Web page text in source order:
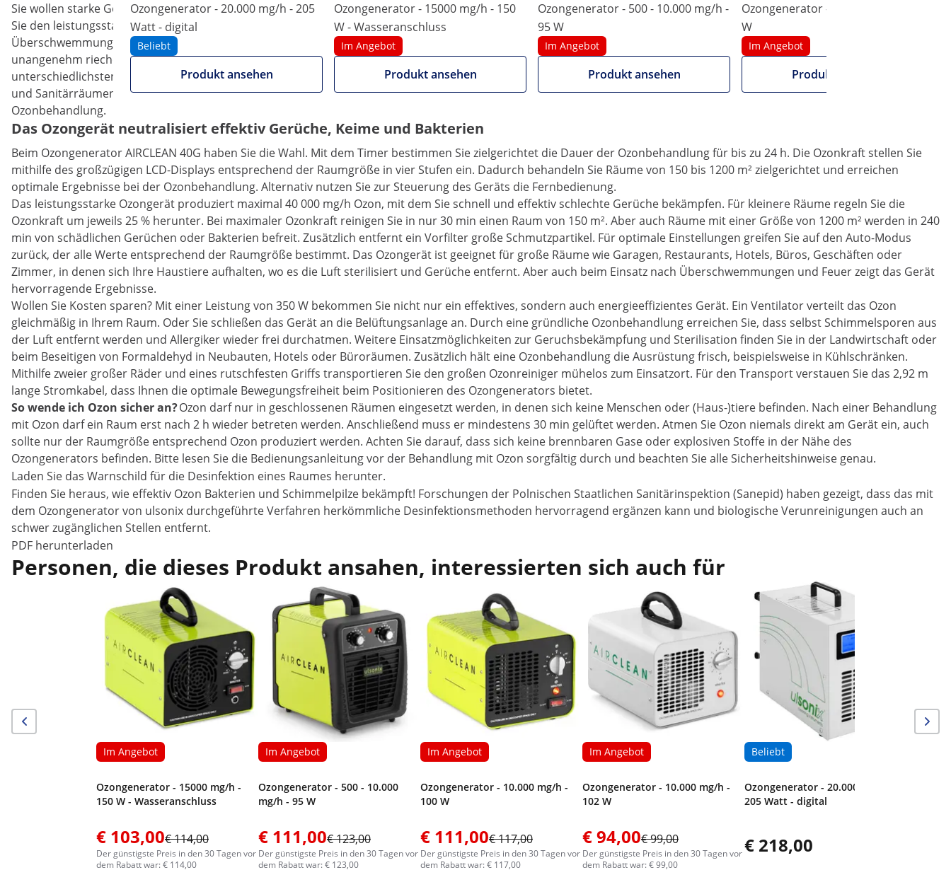
Ozongenerator - 20.000 mg/h - 205
Watt - digital
Beliebt
Produkt ansehen
Ozongenerator - 15000 mg/h - 150
W - Wasseranschluss
Im Angebot
Produkt ansehen
Ozongenerator - 500 - 10.000 mg/h -
95 W
Im Angebot
Produkt ansehen
Ozongenerator - 10.000 mg/h - 100
W
Im Angebot
Produkt ansehen
Sie wollen starke Geruchsbelastungen in großflächigen Räumen bis 1200 m² effektiv neutralisieren? Dann nutzen
Sie den leistungsstarken Ozongenerator AIRCLEAN 40G von ulsonix! Ob muffige Räume infolge von
Überschwemmungen oder Zigaretten- bzw. Tiergeruch in Fahrzeugen, mit dem Ozongenerator bekommen Sie
unangenehm riechende Umgebungen wieder in den Griff. Das Ozongerät bietet eine umfassende Lösung, die Sie in
unterschiedlichsten Bereichen und Raumgrößen einsetzen, sei es in der Hotellerie, in Kfz-Werkstätten oder in Abfall-
und Sanitärräumen – überall bekämpfen Sie üblen Geruch und schädliche Bakterien effektiv mit einer
Ozonbehandlung.
Das Ozongerät neutralisiert effektiv Gerüche, Keime und Bakterien
Beim Ozongenerator AIRCLEAN 40G haben Sie die Wahl. Mit dem Timer bestimmen Sie zielgerichtet die Dauer der Ozonbehandlung für bis zu 24 h. Die Ozonkraft stellen Sie
mithilfe des großzügigen LCD-Displays entsprechend der Raumgröße in vier Stufen ein. Dadurch behandeln Sie Räume von 150 bis 1200 m² zielgerichtet und erreichen
optimale Ergebnisse bei der Ozonbehandlung. Alternativ nutzen Sie zur Steuerung des Geräts die Fernbedienung.
Das leistungsstarke Ozongerät produziert maximal 40 000 mg/h Ozon, mit dem Sie schnell und effektiv schlechte Gerüche bekämpfen. Für kleinere Räume regeln Sie die
Ozonkraft um jeweils 25 % herunter. Bei maximaler Ozonkraft reinigen Sie in nur 30 min einen Raum von 150 m². Aber auch Räume mit einer Größe von 1200 m² werden in 240
min von schädlichen Gerüchen oder Bakterien befreit. Zusätzlich entfernt ein Vorfilter große Schmutzpartikel. Für optimale Einstellungen greifen Sie auf den Auto-Modus
zurück, der alle Werte entsprechend der Raumgröße bestimmt. Das Ozongerät ist geeignet für große Räume wie Garagen, Restaurants, Hotels, Büros, Geschäften oder
Zimmer, in denen sich Ihre Haustiere aufhalten, wo es die Luft sterilisiert und Gerüche entfernt. Aber auch beim Einsatz nach Überschwemmungen und Feuer zeigt das Gerät
hervorragende Ergebnisse.
Wollen Sie Kosten sparen? Mit einer Leistung von 350 W bekommen Sie nicht nur ein effektives, sondern auch energieeffizientes Gerät. Ein Ventilator verteilt das Ozon
gleichmäßig in Ihrem Raum. Oder Sie schließen das Gerät an die Belüftungsanlage an. Durch eine gründliche Ozonbehandlung erreichen Sie, dass selbst Schimmelsporen aus
der Luft entfernt werden und Allergiker wieder frei durchatmen. Weitere Einsatzmöglichkeiten zur Geruchsbekämpfung und Sterilisation finden Sie in der Landwirtschaft oder
beim Beseitigen von Formaldehyd in Neubauten, Hotels oder Büroräumen. Zusätzlich hält eine Ozonbehandlung die Ausrüstung frisch, beispielsweise in Kühlschränken.
Mithilfe zweier großer Räder und eines rutschfesten Griffs transportieren Sie den großen Ozonreiniger mühelos zum Einsatzort. Für den Transport verstauen Sie das 2,92 m
lange Stromkabel, dass Ihnen die optimale Bewegungsfreiheit beim Positionieren des Ozongenerators bietet.
So wende ich Ozon sicher an?Ozon darf nur in geschlossenen Räumen eingesetzt werden, in denen sich keine Menschen oder (Haus-)tiere befinden. Nach einer Behandlung
mit Ozon darf ein Raum erst nach 2 h wieder betreten werden. Anschließend muss er mindestens 30 min gelüftet werden. Atmen Sie Ozon niemals direkt am Gerät ein, auch
sollte nur der Raumgröße entsprechend Ozon produziert werden. Achten Sie darauf, dass sich keine brennbaren Gase oder explosiven Stoffe in der Nähe des
Ozongenerators befinden. Bitte lesen Sie die Bedienungsanleitung vor der Behandlung mit Ozon sorgfältig durch und beachten Sie alle Sicherheitshinweise genau.
Laden Sie das Warnschild für die Desinfektion eines Raumes herunter.
Finden Sie heraus, wie effektiv Ozon Bakterien und Schimmelpilze bekämpft! Forschungen der Polnischen Staatlichen Sanitärinspektion (Sanepid) haben gezeigt, dass das mit
dem Ozongenerator von ulsonix durchgeführte Verfahren herkömmliche Desinfektionsmethoden hervorragend ergänzen kann und biologische Verunreinigungen auch an
schwer zugänglichen Stellen entfernt.
PDF herunterladen
Personen, die dieses Produkt ansahen, interessierten sich auch für
Im Angebot
Ozongenerator - 15000 mg/h -
150 W - Wasseranschluss
€ 103,00€ 114,00
Der günstigste Preis in den 30 Tagen vor
dem Rabatt war: € 114,00
Im Angebot
Ozongenerator - 500 - 10.000
mg/h - 95 W
€ 111,00€ 123,00
Der günstigste Preis in den 30 Tagen vor
dem Rabatt war: € 123,00
Im Angebot
Ozongenerator - 10.000 mg/h -
100 W
€ 111,00€ 117,00
Der günstigste Preis in den 30 Tagen vor
dem Rabatt war: € 117,00
Im Angebot
Ozongenerator - 10.000 mg/h -
102 W
€ 94,00€ 99,00
Der günstigste Preis in den 30 Tagen vor
dem Rabatt war: € 99,00
Beliebt
Ozongenerator - 20.000 mg/h -
205 Watt - digital
€ 218,00